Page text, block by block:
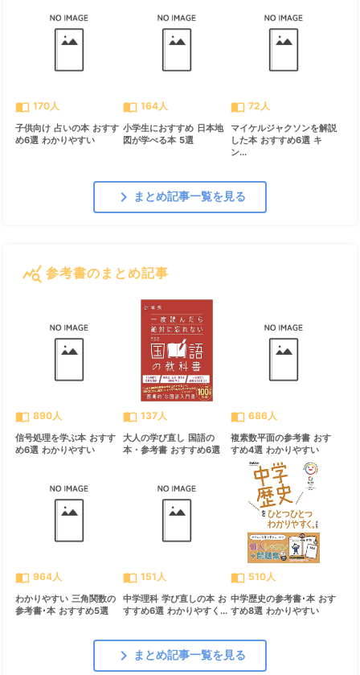
import_contacts 170人
子供向け 占いの本 おすす
め6選 わかりやすい
import_contacts 164人
小学生におすすめ 日本地
図が学べる本 5選
import_contacts 72人
マイケルジャクソンを解説
した本 おすすめ6選 キ
ン...
chevron_right まとめ記事一覧を見る
query_stats 参考書のまとめ記事
import_contacts 890人
信号処理を学ぶ本 おすす
め6選 わかりやすい
import_contacts 137人
大人の学び直し 国語の
本・参考書 おすすめ6選
import_contacts 686人
複素数平面の参考書 おす
すめ4選 わかりやすい
import_contacts 964人
わかりやすい 三角関数の
参考書･本 おすすめ5選
import_contacts 151人
中学理科 学び直しの本 お
すすめ6選 わかりやすく...
import_contacts 510人
中学歴史の参考書･本 おす
すめ8選 わかりやすい
chevron_right まとめ記事一覧を見る